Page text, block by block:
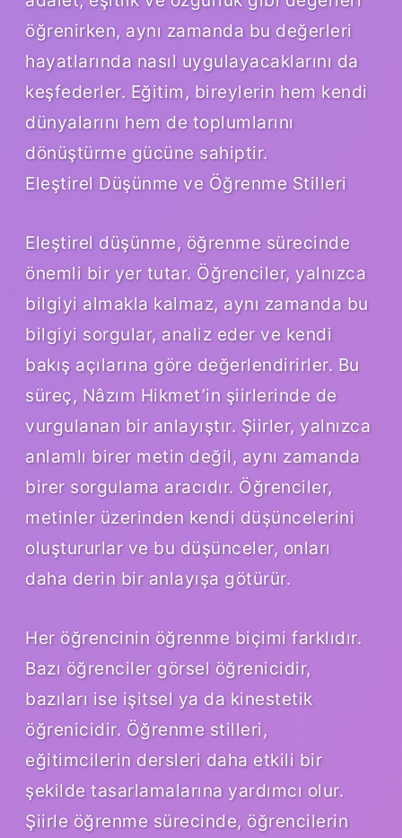
öğrenirken, aynı zamanda bu değerleri
hayatlarında nasıl uygulayacaklarını da
keşfederler. Eğitim, bireylerin hem kendi
dünyalarını hem de toplumlarını
dönüştürme gücüne sahiptir.
Eleştirel Düşünme ve Öğrenme Stilleri
Eleştirel düşünme, öğrenme sürecinde
önemli bir yer tutar. Öğrenciler, yalnızca
bilgiyi almakla kalmaz, aynı zamanda bu
bilgiyi sorgular, analiz eder ve kendi
bakış açılarına göre değerlendirirler. Bu
süreç, Nâzım Hikmet’in şiirlerinde de
vurgulanan bir anlayıştır. Şiirler, yalnızca
anlamlı birer metin değil, aynı zamanda
birer sorgulama aracıdır. Öğrenciler,
metinler üzerinden kendi düşüncelerini
oluştururlar ve bu düşünceler, onları
daha derin bir anlayışa götürür.
Her öğrencinin öğrenme biçimi farklıdır.
Bazı öğrenciler görsel öğrenicidir,
bazıları ise işitsel ya da kinestetik
öğrenicidir. Öğrenme stilleri,
eğitimcilerin dersleri daha etkili bir
şekilde tasarlamalarına yardımcı olur.
Şiirle öğrenme sürecinde, öğrencilerin